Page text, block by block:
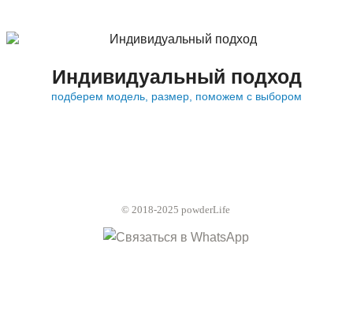
Индивидуальный подход
подберем модель, размер, поможем с выбором
© 2018-2025 powderLife